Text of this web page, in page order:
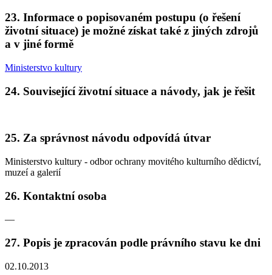
23. Informace o popisovaném postupu (o řešení
životní situace) je možné získat také z jiných zdrojů
a v jiné formě
Ministerstvo kultury
24. Související životní situace a návody, jak je řešit
25. Za správnost návodu odpovídá útvar
Ministerstvo kultury - odbor ochrany movitého kulturního dědictví,
muzeí a galerií
26. Kontaktní osoba
—
27. Popis je zpracován podle právního stavu ke dni
02.10.2013